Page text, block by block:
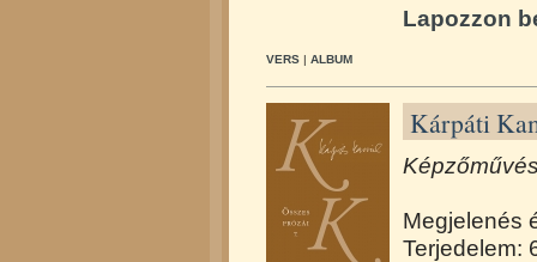
Lapozzon
VERS | ALBUM
Kárpáti
Megjelenés
Terjedelem: